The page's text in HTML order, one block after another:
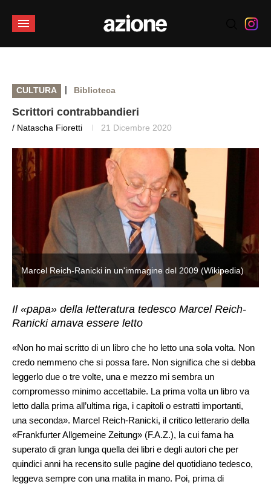
CULTURA | Biblioteca
Scrittori contrabbandieri
/ Natascha Fioretti 21 Dicembre 2020
Marcel Reich-Ranicki in un'immagine del 2009 (Wikipedia)
Il «papa» della letteratura tedesco Marcel Reich-
Ranicki amava essere letto
«Non ho mai scritto di un libro che ho letto una sola volta. Non
credo nemmeno che si possa fare. Non significa che si debba
leggerlo due o tre volte, una e mezzo mi sembra un
compromesso minimo accettabile. La prima volta un libro va
letto dalla prima all’ultima riga, i capitoli o estratti importanti,
una seconda». Marcel Reich-Ranicki, il critico letterario della
«Frankfurter Allgemeine Zeitung» (F.A.Z.), la cui fama ha
superato di gran lunga quella dei libri e degli autori che per
quindici anni ha recensito sulle pagine del quotidiano tedesco,
leggeva sempre con una matita in mano. Poi, prima di